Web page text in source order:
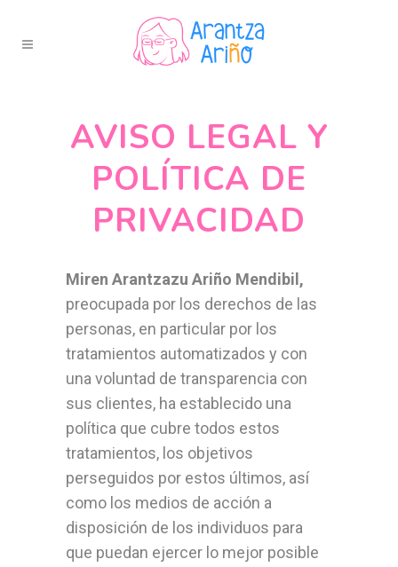
AVISO LEGAL Y
POLÍTICA DE
PRIVACIDAD
Miren Arantzazu Ariño Mendibil,
preocupada por los derechos de las
personas, en particular por los
tratamientos automatizados y con
una voluntad de transparencia con
sus clientes, ha establecido una
política que cubre todos estos
tratamientos, los objetivos
perseguidos por estos últimos, así
como los medios de acción a
disposición de los individuos para
que puedan ejercer lo mejor posible